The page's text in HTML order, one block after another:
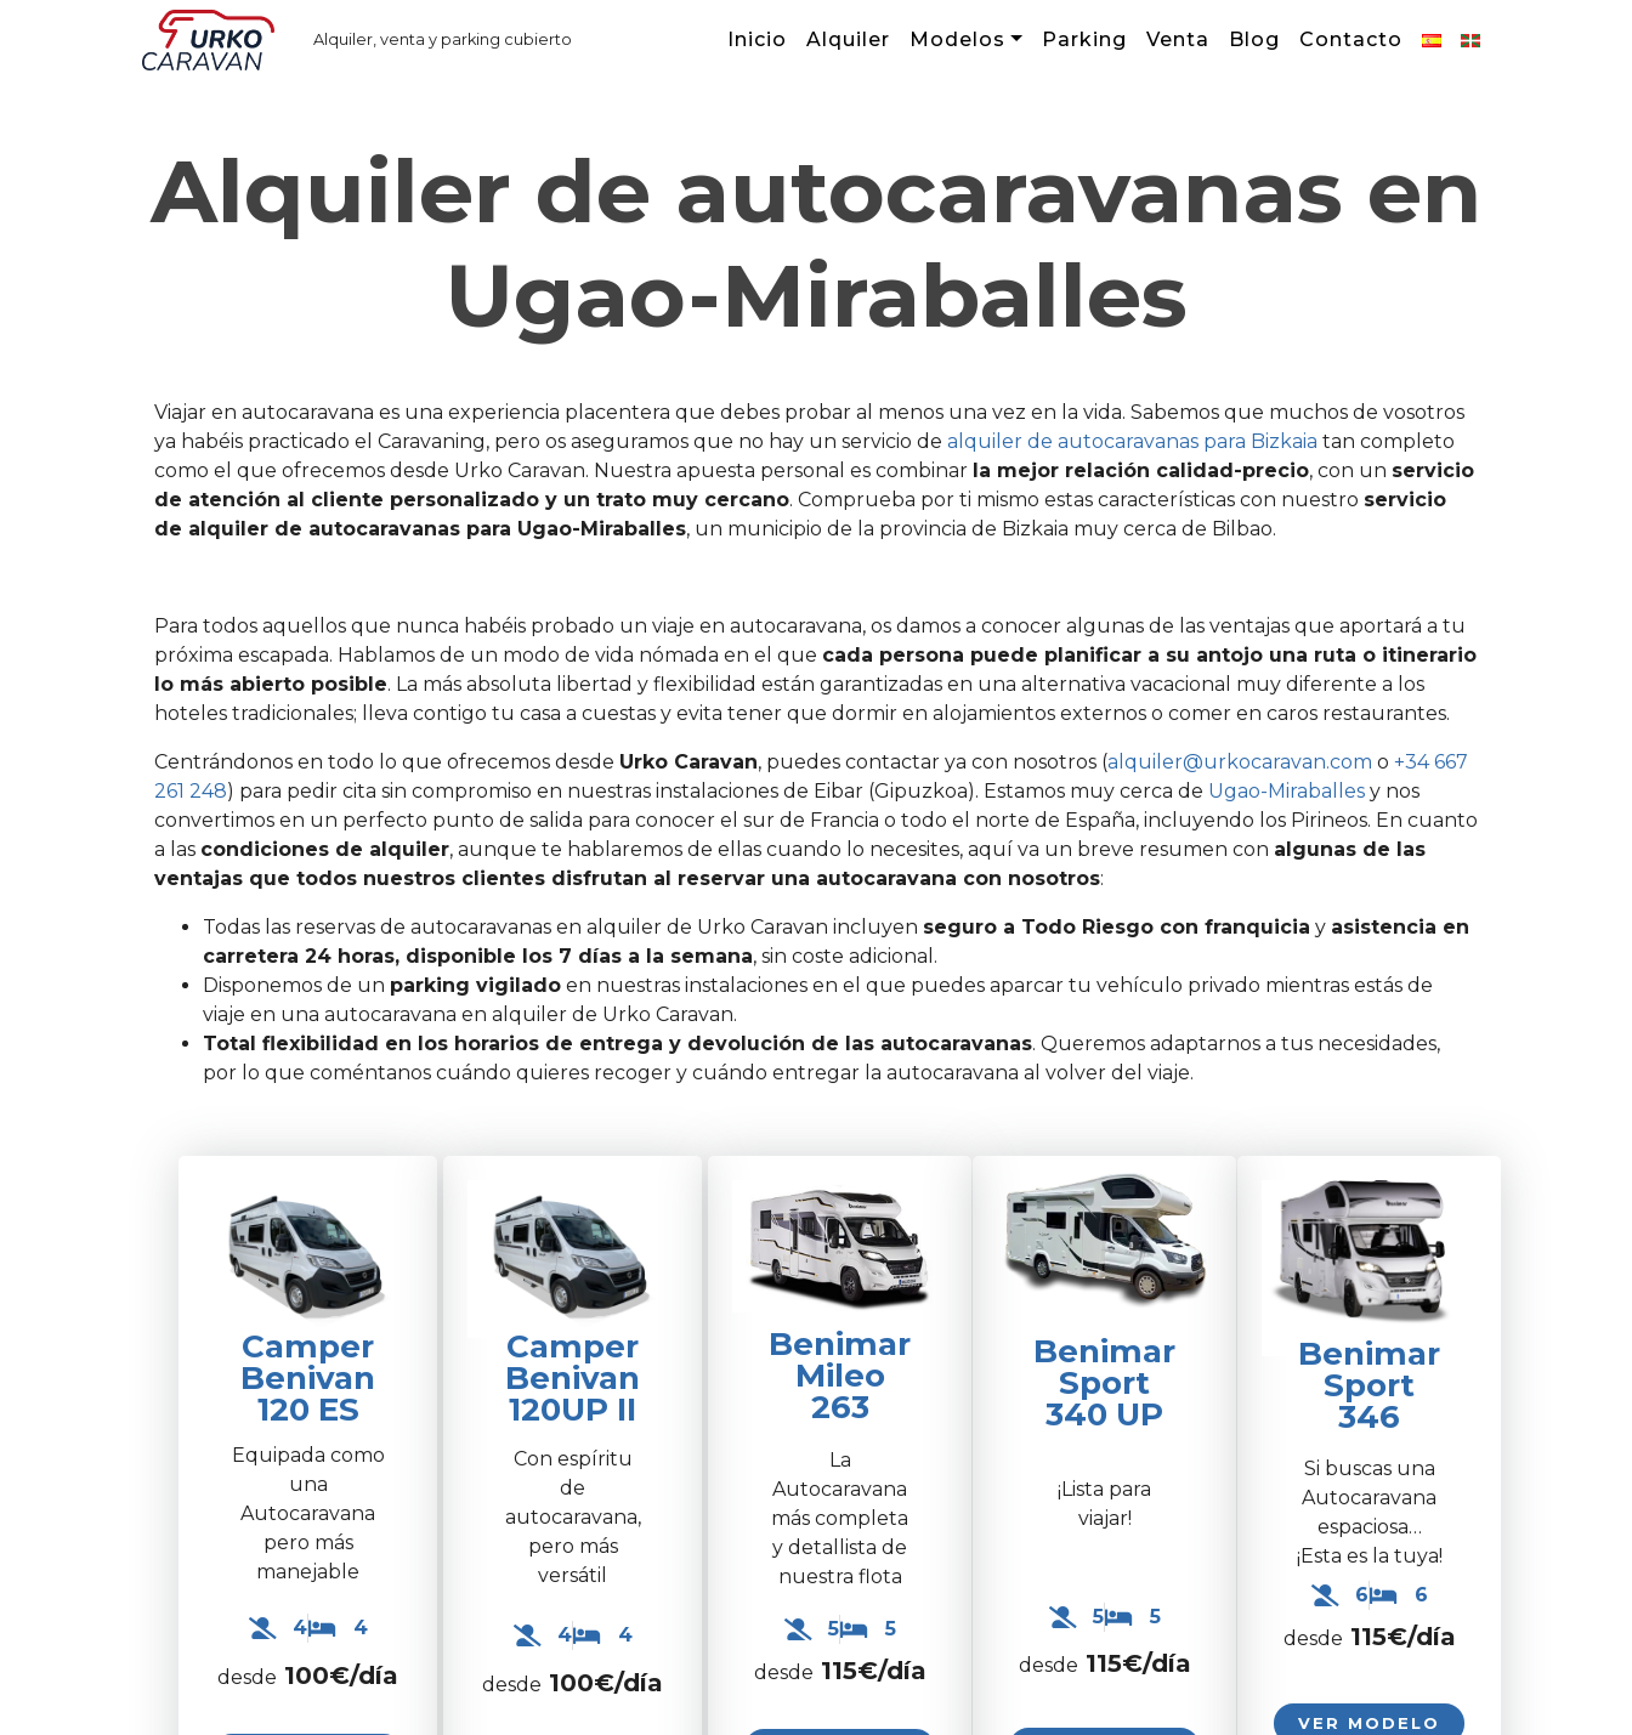
Alquiler, venta y parking cubierto Inicio Alquiler Modelos Parking Venta Blog Contacto
Alquiler de autocaravanas en
Ugao-Miraballes
Viajar en autocaravana es una experiencia placentera que debes probar al menos una vez en la vida. Sabemos que muchos de vosotros
ya habéis practicado el Caravaning, pero os aseguramos que no hay un servicio de alquiler de autocaravanas para Bizkaia tan completo
como el que ofrecemos desde Urko Caravan. Nuestra apuesta personal es combinar la mejor relación calidad-precio, con un servicio
de atención al cliente personalizado y un trato muy cercano. Comprueba por ti mismo estas características con nuestro servicio
de alquiler de autocaravanas para Ugao-Miraballes, un municipio de la provincia de Bizkaia muy cerca de Bilbao.
Para todos aquellos que nunca habéis probado un viaje en autocaravana, os damos a conocer algunas de las ventajas que aportará a tu
próxima escapada. Hablamos de un modo de vida nómada en el que cada persona puede planificar a su antojo una ruta o itinerario
lo más abierto posible. La más absoluta libertad y flexibilidad están garantizadas en una alternativa vacacional muy diferente a los
hoteles tradicionales; lleva contigo tu casa a cuestas y evita tener que dormir en alojamientos externos o comer en caros restaurantes.
Centrándonos en todo lo que ofrecemos desde Urko Caravan, puedes contactar ya con nosotros (alquiler@urkocaravan.com o +34 667
261 248) para pedir cita sin compromiso en nuestras instalaciones de Eibar (Gipuzkoa). Estamos muy cerca de Ugao-Miraballes y nos
convertimos en un perfecto punto de salida para conocer el sur de Francia o todo el norte de España, incluyendo los Pirineos. En cuanto
a las condiciones de alquiler, aunque te hablaremos de ellas cuando lo necesites, aquí va un breve resumen con algunas de las
ventajas que todos nuestros clientes disfrutan al reservar una autocaravana con nosotros:
Todas las reservas de autocaravanas en alquiler de Urko Caravan incluyen seguro a Todo Riesgo con franquicia y asistencia en
carretera 24 horas, disponible los 7 días a la semana, sin coste adicional.
Disponemos de un parking vigilado en nuestras instalaciones en el que puedes aparcar tu vehículo privado mientras estás de
viaje en una autocaravana en alquiler de Urko Caravan.
Total flexibilidad en los horarios de entrega y devolución de las autocaravanas. Queremos adaptarnos a tus necesidades,
por lo que coméntanos cuándo quieres recoger y cuándo entregar la autocaravana al volver del viaje.
Camper
Benivan
120 ES
Equipada como
una
Autocaravana
pero más
manejable
4 4
desde 100€/día
Camper
Benivan
120UP II
Con espíritu
de
autocaravana,
pero más
versátil
4 4
desde 100€/día
Benimar
Mileo
263
La
Autocaravana
más completa
y detallista de
nuestra flota
5
5
desde 115€/día
Benimar
Sport
340 UP
¡Lista para
viajar!
5 5
desde 115€/día
Benimar
Sport
346
Si buscas una
Autocaravana
espaciosa…
¡Esta es la tuya!
6
6
desde 115€/día
VER MODELO